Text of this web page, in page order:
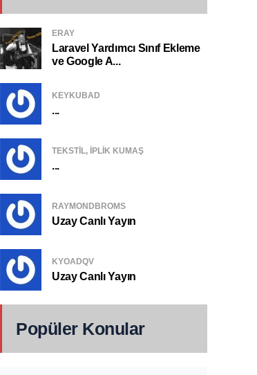
ERAY
Laravel Yardımcı Sınıf Ekleme
ve Google A...
KEYKUBAD
...
TEKSTIL, IPLIK KUMAŞ
...
RAYMONDBROMS
Uzay Canlı Yayın
KYOADQV
Uzay Canlı Yayın
Popüler Konular